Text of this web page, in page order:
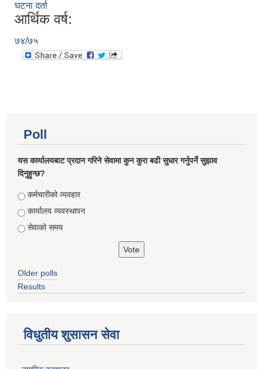
घटना दर्ता
आर्थिक वर्ष:
७४/७५
Poll
यस कार्यालयबाट प्रदान गरिने सेवामा कुन कुरा बढी सुधार गर्नुपर्ने सुझाव
दिनुहुन्छ?
Choices
कर्मचारीको व्यवहार
कार्यालय व्यवस्थापन
सेवाको समय
Older polls
Results
विधुतीय शुसासन सेवा